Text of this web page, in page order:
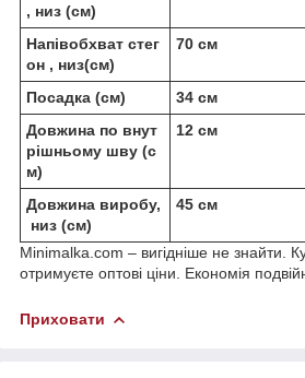
, низ (см)
Напівобхват стег
он , низ(см)
70 см
Посадка (см) 34 см
Довжина по внут
рішньому шву (с
м)
12 см
Довжина виробу,
низ (см)
45 см
Minimalka.com – вигідніше не знайти.
отримуєте оптові ціни. Економія
Приховати